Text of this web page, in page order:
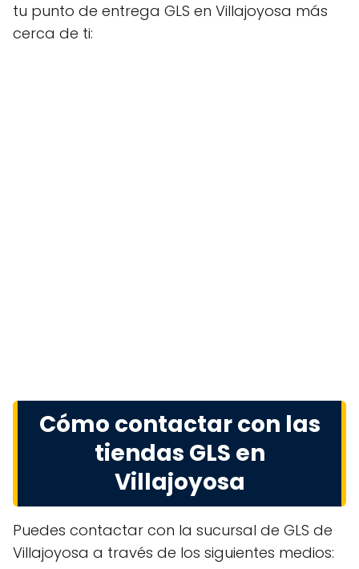
tu punto de entrega GLS en Villajoyosa más
cerca de ti:
Cómo contactar con las
tiendas GLS en
Villajoyosa
Puedes contactar con la sucursal de GLS de
Villajoyosa a través de los siguientes medios: